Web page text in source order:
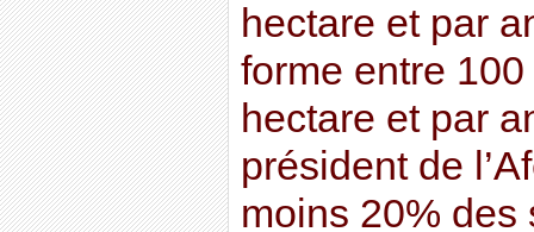
hectare et par
forme entre
hectare et par
président de
moins 20% des